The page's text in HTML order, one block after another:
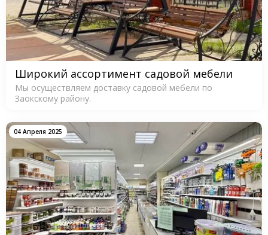
Широкий ассортимент садовой мебели
Мы осуществляем доставку садовой мебели по
Заокскому району.
04 Апреля 2025